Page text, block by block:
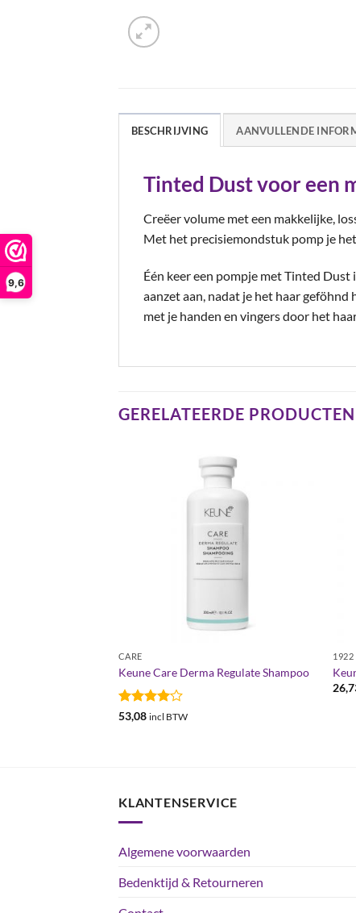
9,6
BESCHRIJVING AANVULLENDE
Tinted Dust voor een
Creëer volume met een makkelijke,
Met het precisiemondstuk pomp je
Één keer een pompje met Tinted
aanzet aan, nadat je het haar
met je handen en vingers door het
GERELATEERDE PRODUCTEN
CARE
Keune Care Derma Regulate Shampoo
Gewaardeerd
53,08 incl BTW
1922
KLANTENSERVICE
Algemene voorwaarden
Bedenktijd & Retourneren